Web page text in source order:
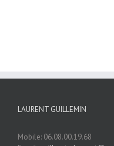
LAURENT GUILLEMIN
Mobile: 06.08.00.19.68